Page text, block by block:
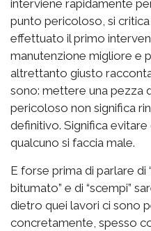
interviene rapidamente
punto pericoloso, si
effettuato il primo
manutenzione migliore e
altrettanto giusto
sono: mettere una pezza
pericoloso non significa
definitivo. Significa evitare
qualcuno si faccia male.
E forse prima di parlare di
bitumato” e di “scempi”
dietro quei lavori ci sono
concretamente, spesso